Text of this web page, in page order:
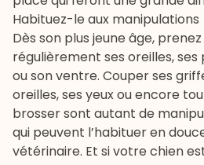
Habituez-le aux manipulations
Dès son plus jeune âge,
régulièrement ses oreilles,
ou son ventre. Couper ses
oreilles, ses yeux ou encore
brosser sont autant de
qui peuvent l’habituer en
vétérinaire. Et si votre chien